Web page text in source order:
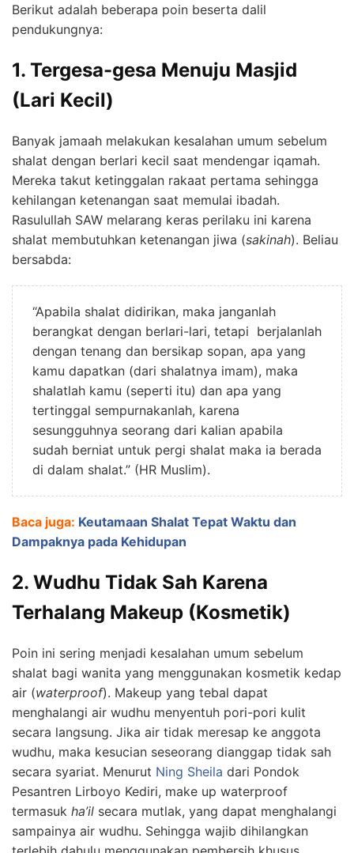
Berikut adalah beberapa poin beserta dalil
pendukungnya:
1. Tergesa-gesa Menuju Masjid
(Lari Kecil)
Banyak jamaah melakukan kesalahan umum sebelum
shalat dengan berlari kecil saat mendengar iqamah.
Mereka takut ketinggalan rakaat pertama sehingga
kehilangan ketenangan saat memulai ibadah.
Rasulullah SAW melarang keras perilaku ini karena
shalat membutuhkan ketenangan jiwa (sakinah). Beliau
bersabda:
“Apabila shalat didirikan, maka janganlah
berangkat dengan berlari-lari, tetapi berjalanlah
dengan tenang dan bersikap sopan, apa yang
kamu dapatkan (dari shalatnya imam), maka
shalatlah kamu (seperti itu) dan apa yang
tertinggal sempurnakanlah, karena
sesungguhnya seorang dari kalian apabila
sudah berniat untuk pergi shalat maka ia berada
di dalam shalat.” (HR Muslim).
Baca juga: Keutamaan Shalat Tepat Waktu dan
Dampaknya pada Kehidupan
2. Wudhu Tidak Sah Karena
Terhalang Makeup (Kosmetik)
Poin ini sering menjadi kesalahan umum sebelum
shalat bagi wanita yang menggunakan kosmetik kedap
air (waterproof). Makeup yang tebal dapat
menghalangi air wudhu menyentuh pori-pori kulit
secara langsung. Jika air tidak meresap ke anggota
wudhu, maka kesucian seseorang dianggap tidak sah
secara syariat. Menurut Ning Sheila dari Pondok
Pesantren Lirboyo Kediri, make up waterproof
termasuk ha’il secara mutlak, yang dapat menghalangi
sampainya air wudhu. Sehingga wajib dihilangkan